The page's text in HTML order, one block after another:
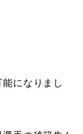
になりまし